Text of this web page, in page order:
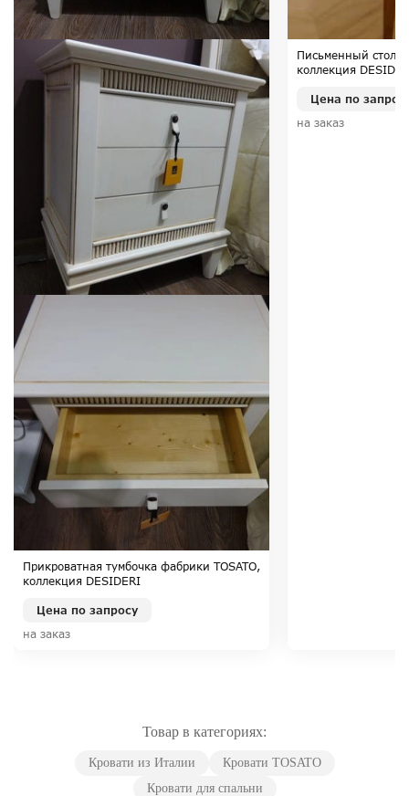
Прикроватная тумбочка фабрики TOSATO,
коллекция DESIDERI
Цена по запросу
на заказ
Письменный стол
коллекция
Цена по
на заказ
Товар в категориях:
Кровати из Италии
Кровати TOSATO
Кровати для спальни